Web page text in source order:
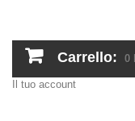
Carrello: 0
Il tuo account